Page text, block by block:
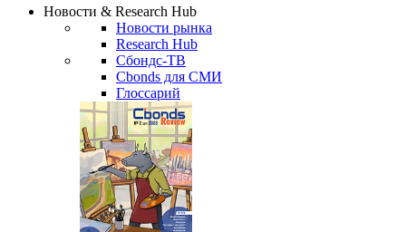
Новости & Research Hub
Новости рынка
Research Hub
Сбондс-ТВ
Cbonds для СМИ
Глоссарий